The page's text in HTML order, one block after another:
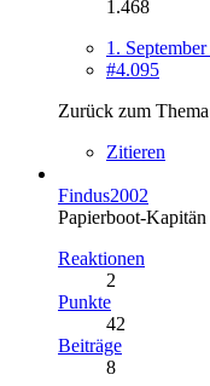
1.468
1.
#4.095
Zurück zum
Zitieren
Findus2002
Papierboot-Kapitän
Reaktionen
2
Punkte
42
Beiträge
8